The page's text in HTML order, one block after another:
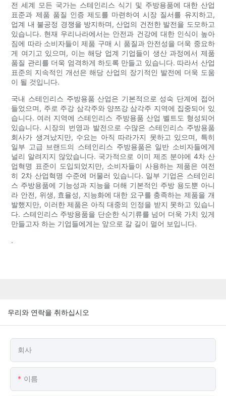
전 세계 모든 국가는 스테인리스 식기 및 주방용품에 대한 산업
표준과 제품 품질 인증 제도를 마련하여 시장 질서를 유지하고,
업계 내 불공정 경쟁을 방지하며, 산업의 건전한 발전을 도모하고
있습니다. 현재 우리나라에서는 안전과 건강에 대한 인식이 높아
짐에 따라 소비자들이 제품 구매 시 품질과 안전성을 더욱 중요하
게 여기고 있으며, 이는 해당 업계 기업들이 생산 과정에서 제품
품질 관리를 더욱 엄격하게 하도록 만들고 있습니다. 따라서 산업
표준의 지속적인 개선은 해당 산업의 장기적인 발전에 더욱 도움
이 될 것입니다.
국내 스테인리스 주방용품 산업은 기본적으로 성숙 단계에 접어
들었으며, 주로 주강 삼각주와 양쯔강 삼각주 지역에 집중되어 있
습니다. 여러 지역에 스테인리스 주방용품 산업 벨트도 형성되어
있습니다. 시장의 번영과 발전으로 수많은 스테인리스 주방용품
회사가 생겨났지만, 수요는 아직 따라가지 못하고 있으며, 특히
일부 고급 브랜드의 스테인리스 주방용품은 일반 소비자들에게
널리 알려지지 않았습니다. 국가적으로 이미 제조 분야에 4차 산
업혁명 표준이 도입되었지만, 소비자들이 사용하는 제품은 여전
히 ​​2차 산업혁명 수준에 머물러 있습니다. 일부 기업은 스테인리
스 주방용품에 기능성과 지능을 더해 기본적인 주방 용도뿐 아니
라 안전, 위생, 효율성, 지능화에 대한 요구를 충족하는 제품을 개
발했지만, 이러한 제품은 아직 대중의 인정을 받지 못하고 있습니
다. 스테인리스 주방용품을 단순한 식기류를 넘어 더욱 가치 있게
만들고자 하는 기업들에게는 앞으로 갈 길이 멀어 보입니다.
.
우리와 연락을 취하십시오
회사
이름